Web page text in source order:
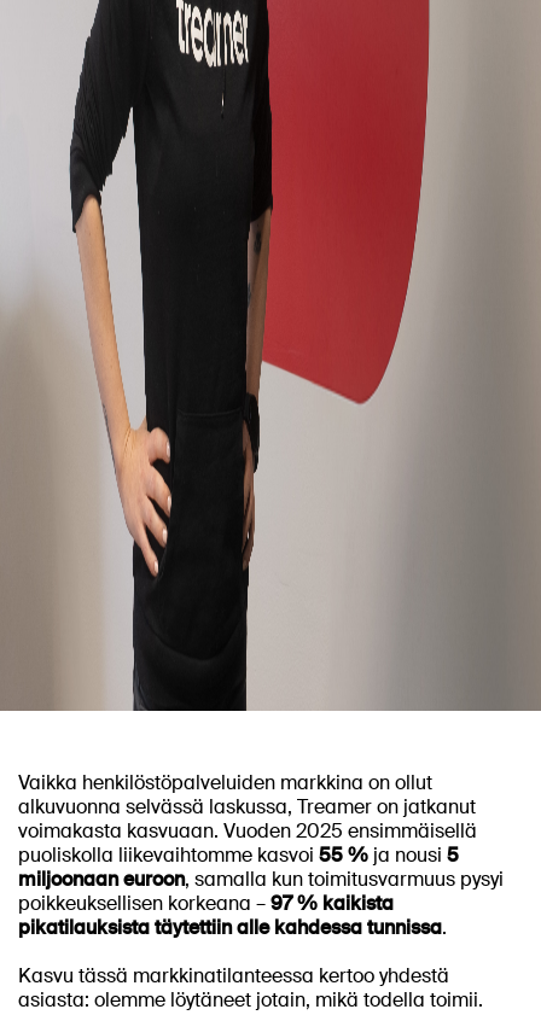
Vaikka henkilöstöpalveluiden markkina on ollut
alkuvuonna selvässä laskussa, Treamer on jatkanut
voimakasta kasvuaan. Vuoden 2025 ensimmäisellä
puoliskolla liikevaihtomme kasvoi 55 % ja nousi 5
miljoonaan euroon, samalla kun toimitusvarmuus pysyi
poikkeuksellisen korkeana –97 % kaikista
pikatilauksista täytettiin alle kahdessa tunnissa.
Kasvu tässä markkinatilanteessa kertoo yhdestä
asiasta: olemme löytäneet jotain, mikä todella toimii.